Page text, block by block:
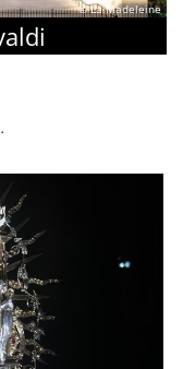
© La Madeleine